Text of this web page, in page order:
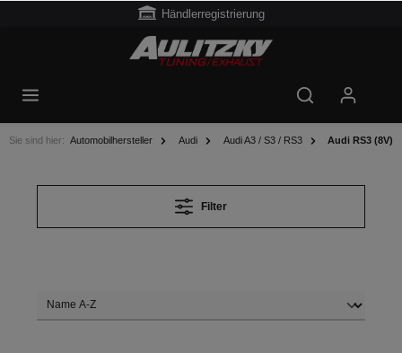
Händlerregistrierung
Sie sind hier: Automobilhersteller Audi Audi A3 / S3 / RS3 Audi RS3 (8V)
Filter